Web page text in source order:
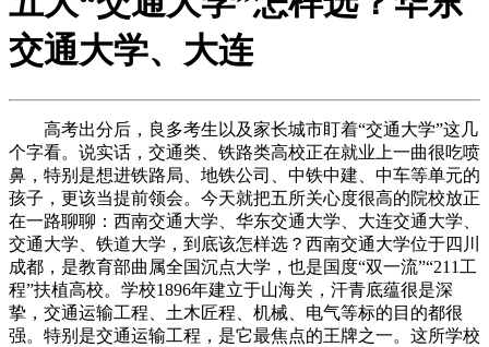
交通大学、大连
高考出分后，良多考生以及家长城市盯着“交通大学”这几
个字看。说实话，交通类、铁路类高校正在就业上一曲很吃喷
鼻，特别是想进铁路局、地铁公司、中铁中建、中车等单元的
孩子，更该当提前领会。今天就把五所关心度很高的院校放正
在一路聊聊：西南交通大学、华东交通大学、大连交通大学、
交通大学、铁道大学，到底该怎样选？西南交通大学位于四川
成都，是教育部曲属全国沉点大学，也是国度“双一流”“211工
程”扶植高校。学校1896年建立于山海关，汗青底蕴很是深
挚，交通运输工程、土木匠程、机械、电气等标的目的都很
强。特别是交通运输工程，是它最焦点的王牌之一。这所学校